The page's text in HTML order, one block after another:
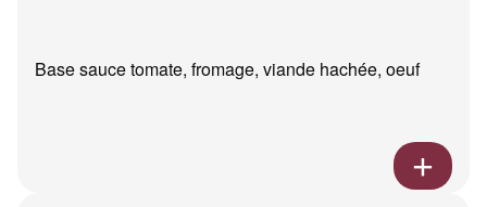
Base sauce tomate, fromage, viande hachée, oeuf